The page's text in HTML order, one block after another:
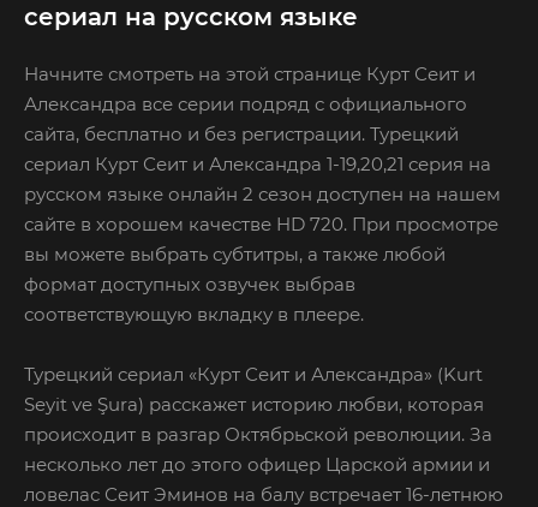
сериал на русском языке
Начните смотреть на этой странице Курт Сеит и
Александра все серии подряд с официального
сайта, бесплатно и без регистрации. Турецкий
сериал Курт Сеит и Александра 1-19,20,21 серия на
русском языке онлайн 2 сезон доступен на нашем
сайте в хорошем качестве HD 720. При просмотре
вы можете выбрать субтитры, а также любой
формат доступных озвучек выбрав
соответствующую вкладку в плеере.
Турецкий сериал «Курт Сеит и Александра» (Kurt
Seyit ve Şura) расскажет историю любви, которая
происходит в разгар Октябрьской революции. За
несколько лет до этого офицер Царской армии и
ловелас Сеит Эминов на балу встречает 16-летнюю